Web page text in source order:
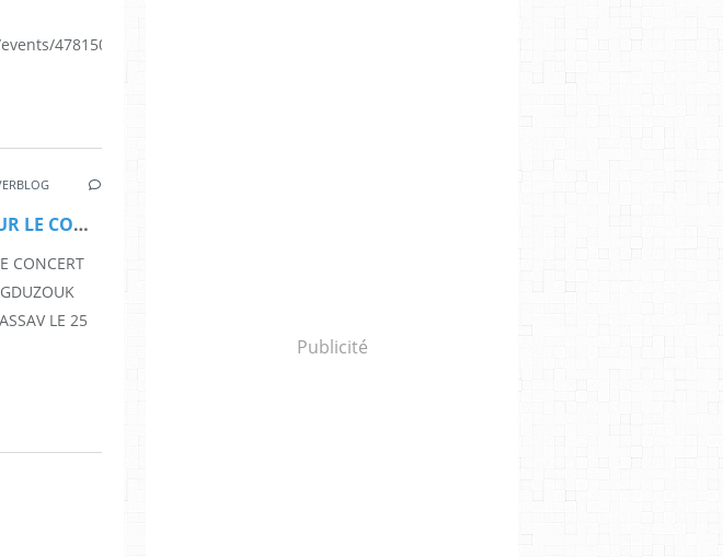
478150322257686/...
GAGNE TES PLACES POUR LE CONCERT DE KASSAV' LE 25/10
CONCERT
LE 25
Publicité